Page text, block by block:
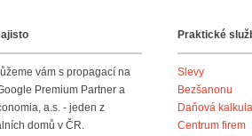
vám s propagací na
Premium Partner a
a.s. - jeden z
domů v ČR.
Praktické
Slevy
Bezšanonu
Daňová
Centrum firem